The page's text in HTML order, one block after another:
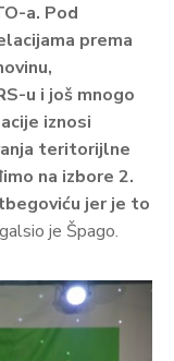
a. Pod
prema
u i još mnogo
iznosi
teritorijlne
na izbore 2.
jer je to
je Špago.